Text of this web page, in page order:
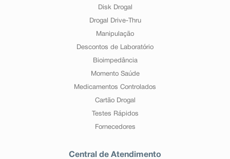
Disk Drogal
Drogal Drive-Thru
Manipulação
Descontos de Laboratório
Bioimpedância
Momento Saúde
Medicamentos Controlados
Cartão Drogal
Testes Rápidos
Fornecedores
Central de Atendimento